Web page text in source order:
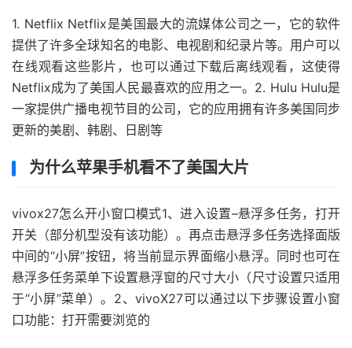
1. Netflix Netflix是美国最大的流媒体公司之一，它的软件
提供了许多全球知名的电影、电视剧和纪录片等。用户可以
在线观看这些影片，也可以通过下载后离线观看，这使得
Netflix成为了美国人民最喜欢的应用之一。2. Hulu Hulu是
一家提供广播电视节目的公司，它的应用拥有许多美国同步
更新的美剧、韩剧、日剧等
为什么苹果手机看不了美国大片
vivox27怎么开小窗口模式1、进入设置–悬浮多任务，打开
开关（部分机型没有该功能）。再点击悬浮多任务选择面版
中间的“小屏”按钮，将当前显示界面缩小悬浮。同时也可在
悬浮多任务菜单下设置悬浮窗的尺寸大小（尺寸设置只适用
于“小屏”菜单）。2、vivoX27可以通过以下步骤设置小窗
口功能：打开需要浏览的